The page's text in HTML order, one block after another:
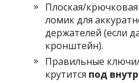
Плоская/
ломик для
держателей (если
кронштейн).
Правильные
крутится под